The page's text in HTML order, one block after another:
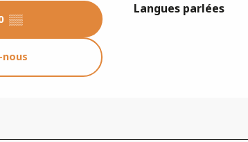
▒▒
Langues parlées
Langues parlées